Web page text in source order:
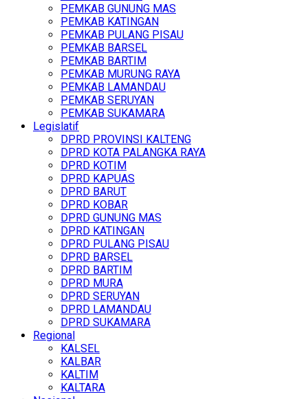
PEMKAB GUNUNG MAS
PEMKAB KATINGAN
PEMKAB PULANG PISAU
PEMKAB BARSEL
PEMKAB BARTIM
PEMKAB MURUNG RAYA
PEMKAB LAMANDAU
PEMKAB SERUYAN
PEMKAB SUKAMARA
Legislatif
DPRD PROVINSI KALTENG
DPRD KOTA PALANGKA RAYA
DPRD KOTIM
DPRD KAPUAS
DPRD BARUT
DPRD KOBAR
DPRD GUNUNG MAS
DPRD KATINGAN
DPRD PULANG PISAU
DPRD BARSEL
DPRD BARTIM
DPRD MURA
DPRD SERUYAN
DPRD LAMANDAU
DPRD SUKAMARA
Regional
KALSEL
KALBAR
KALTIM
KALTARA